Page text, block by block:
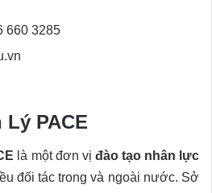
660 3285
Lý PACE
là một đơn vị đào tạo nhân lực
đối tác trong và ngoài nước. Sở